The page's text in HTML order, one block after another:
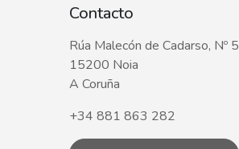
Contacto
Rúa Malecón de Cadarso, Nº 5
15200 Noia
A Coruña
+34 881 863 282